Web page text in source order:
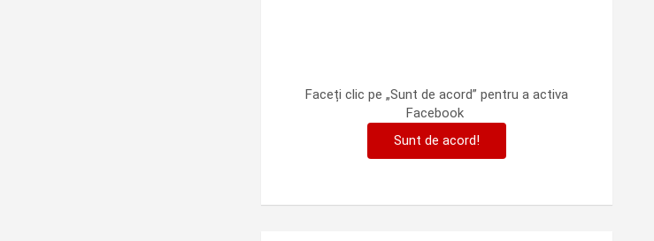
Faceți clic pe „Sunt de acord” pentru a activa
Facebook
Sunt de acord!